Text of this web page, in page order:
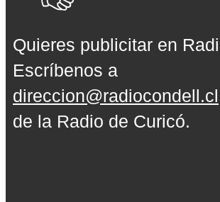
Quieres publicitar en
Escríbenos a
direccion@radiocondell.cl
de la Radio de Curicó.